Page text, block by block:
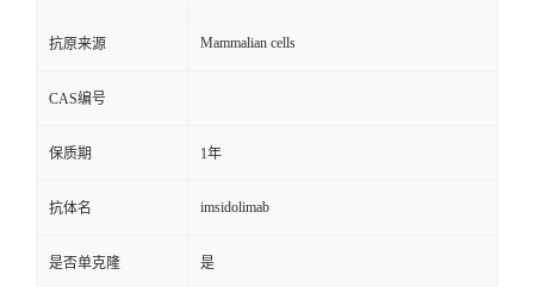
抗原来源 Mammalian cells
CAS编号
保质期 1年
抗体名 imsidolimab
是否单克隆 是